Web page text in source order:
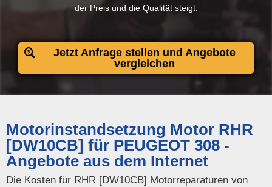
der Preis und die Qualität steigt.​
Jetzt Anfrage stellen und Angebote
vergleichen
Motorinstandsetzung Motor RHR
[DW10CB] für PEUGEOT 308 -
Angebote aus dem Internet
Die Kosten für RHR [DW10CB] Motorreparaturen von